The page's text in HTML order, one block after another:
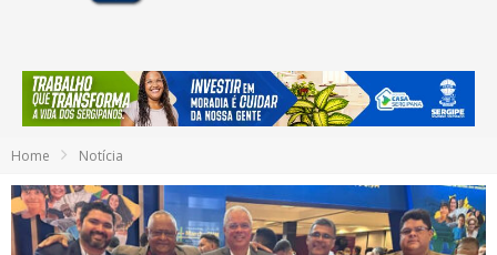
Home Notícia